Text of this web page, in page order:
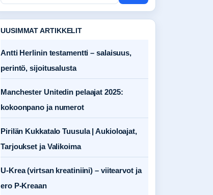
UUSIMMAT ARTIKKELIT
Antti Herlinin testamentti – salaisuus,
perintö, sijoitusalusta
Manchester Unitedin pelaajat 2025:
kokoonpano ja numerot
Pirilän Kukkatalo Tuusula | Aukioloajat,
Tarjoukset ja Valikoima
U-Krea (virtsan kreatiniini) – viitearvot ja
ero P-Kreaan